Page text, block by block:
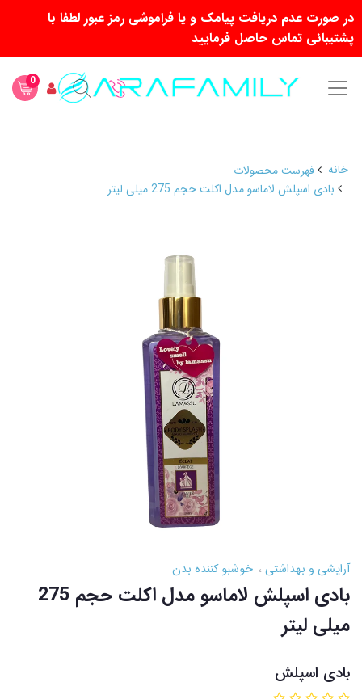
در صورت عدم دریافت پیامک و یا فراموشی رمز عبور لطفا با
پشتیبانی تماس حاصل فرمایید
0
خانه
فهرست محصولات
بادی اسپلش لاماسو مدل اکلت حجم 275 میلی لیتر
آرایشی و بهداشتی خوشبو کننده بدن
بادی اسپلش لاماسو مدل اکلت حجم 275
میلی لیتر
بادی اسپلش